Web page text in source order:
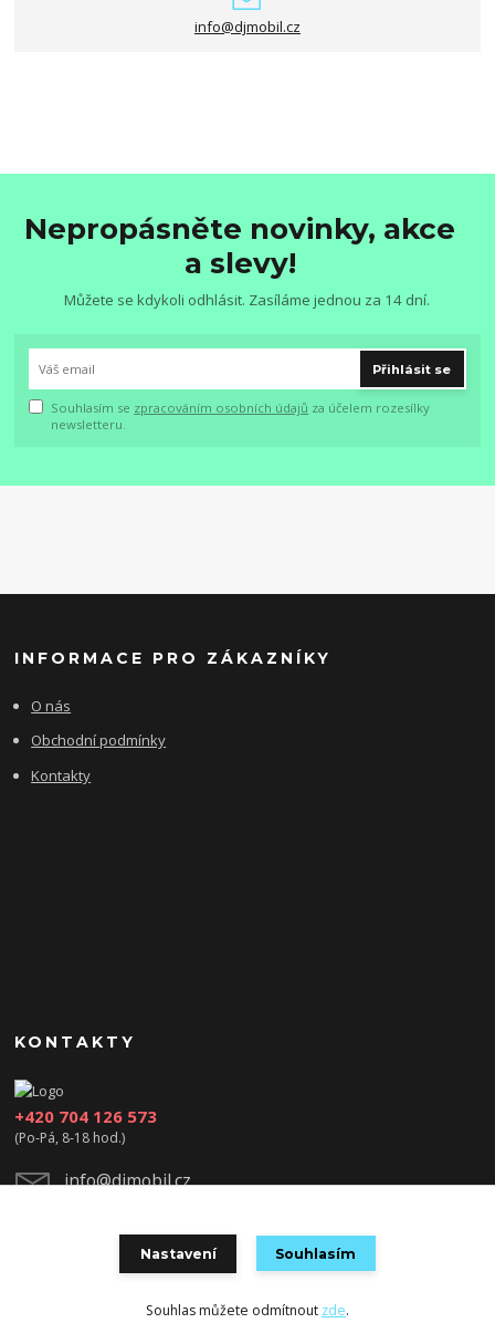
info@djmobil.cz
Nepropásněte novinky, akce
a slevy!
Můžete se kdykoli odhlásit. Zasíláme jednou za 14 dní.
Přihlásit se
Souhlasím se zpracováním osobních údajů za účelem rozesílky
newsletteru.
INFORMACE PRO ZÁKAZNÍKY
O nás
Obchodní podmínky
Kontakty
KONTAKTY
+420 704 126 573
(Po-Pá, 8-18 hod.)
info@djmobil.cz
Vytvořeno na Eshop-rychle.cz
Nastavení Souhlasím
Souhlas můžete odmítnout zde.